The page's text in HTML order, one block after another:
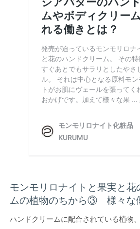
モンモリロナイトと果実と花
ムの植物のちから③ 様々な
ハンドクリームに配合されている植物